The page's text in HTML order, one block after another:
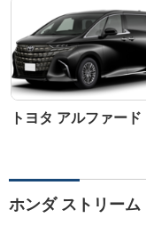
トヨタ アルファード
ホンダ ストリーム